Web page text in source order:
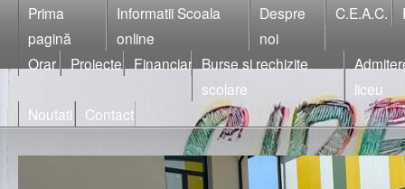
Prima
pagină
Informatii Scoala
online
Despre
noi
C.E.A.C.
Orar Proiecte Financiar Burse si rechizite
scolare
liceu
Noutati
Contact